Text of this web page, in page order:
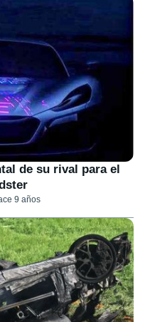
de su rival para el
9 años